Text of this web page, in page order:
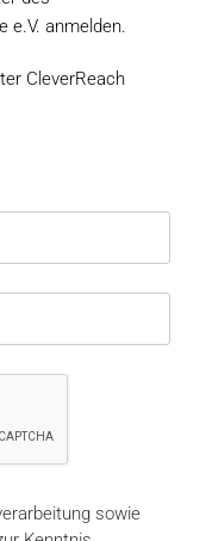
e.V. anmelden.
CleverReach
sowie